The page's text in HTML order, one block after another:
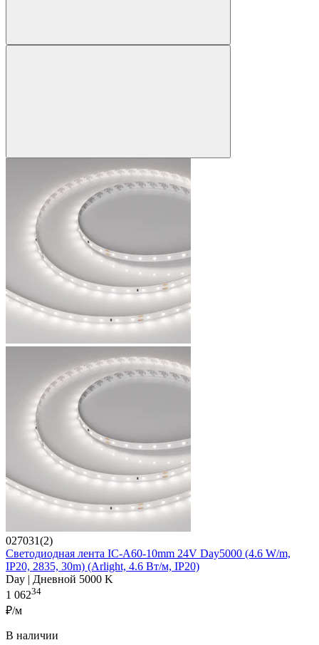
027031(2)
Светодиодная лента IC-A60-10mm 24V Day5000 (4.6 W/m,
IP20, 2835, 30m) (Arlight, 4.6 Вт/м, IP20)
Day | Дневной 5000 K
1 06234
₽/м
В наличии